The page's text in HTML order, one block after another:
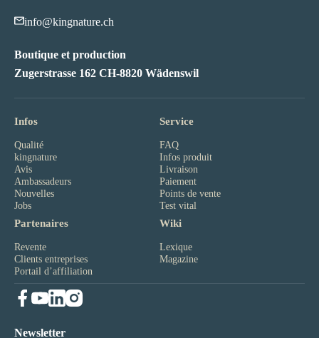
info@kingnature.ch
Boutique et production
Zugerstrasse 162 CH-8820 Wädenswil
Infos
Qualité
kingnature
Avis
Ambassadeurs
Nouvelles
Jobs
Service
FAQ
Infos produit
Livraison
Paiement
Points de vente
Test vital
Partenaires
Revente
Clients entreprises
Portail d’affiliation
Wiki
Lexique
Magazine
Newsletter